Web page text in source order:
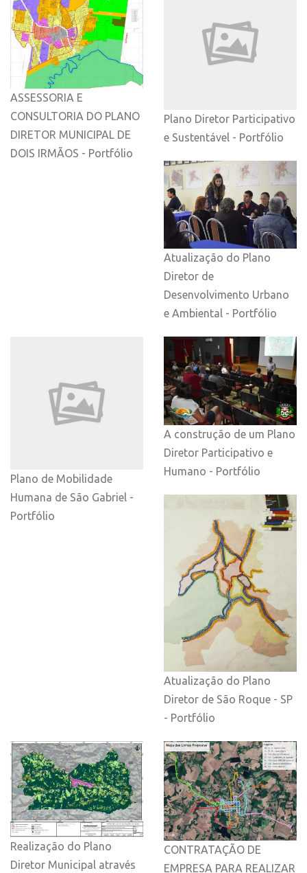
ASSESSORIA E
CONSULTORIA DO PLANO
DIRETOR MUNICIPAL DE
DOIS IRMÃOS - Portfólio
Plano Diretor Participativo
e Sustentável - Portfólio
Atualização do Plano
Diretor de
Desenvolvimento Urbano
e Ambiental - Portfólio
Plano de Mobilidade
Humana de São Gabriel -
Portfólio
A construção de um Plano
Diretor Participativo e
Humano - Portfólio
Atualização do Plano
Diretor de São Roque - SP
- Portfólio
Realização do Plano
Diretor Municipal através
CONTRATAÇÃO DE
EMPRESA PARA REALIZAR